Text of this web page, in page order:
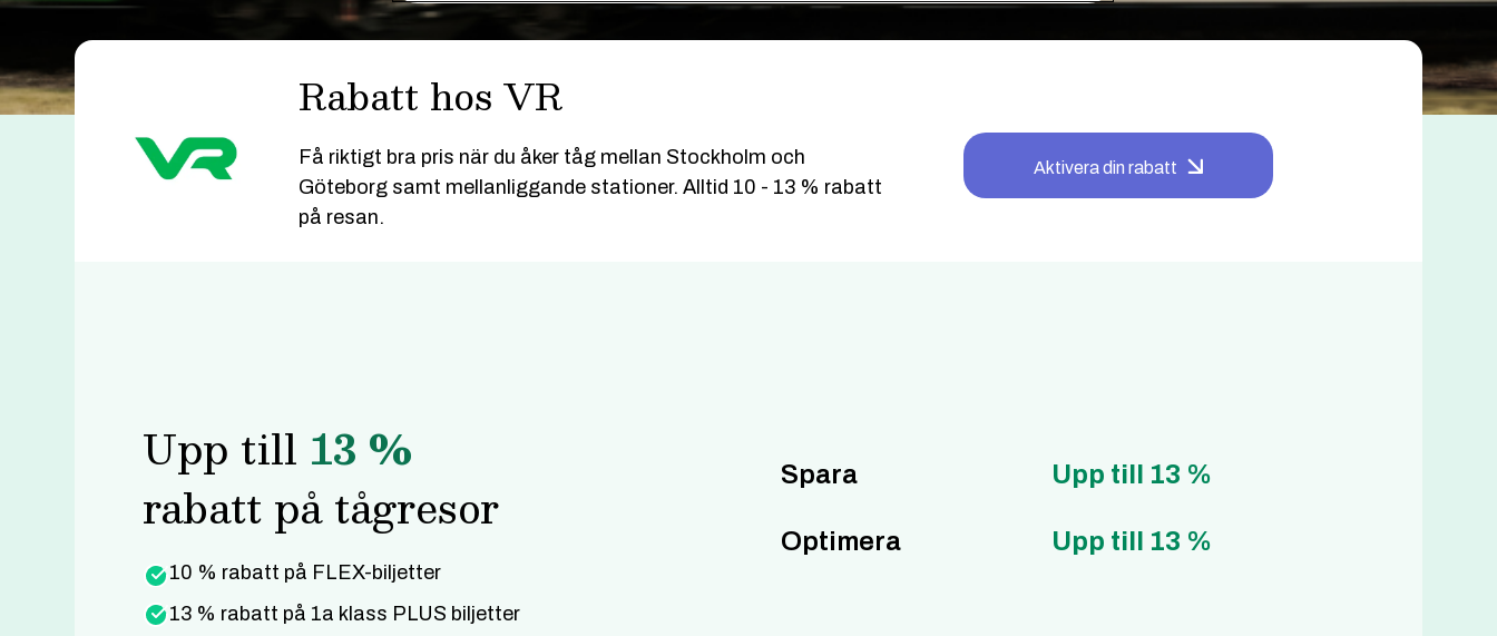
Rabatt hos VR
Få riktigt bra pris när du åker tåg mellan Stockholm och
Göteborg samt mellanliggande stationer. Alltid 10 - 13 % rabatt
på resan.
Aktivera din rabatt
Upp till 13 %
rabatt på tågresor
10 % rabatt på FLEX-biljetter
13 % rabatt på 1a klass PLUS biljetter
Spara Upp till 13 %
Optimera Upp till 13 %